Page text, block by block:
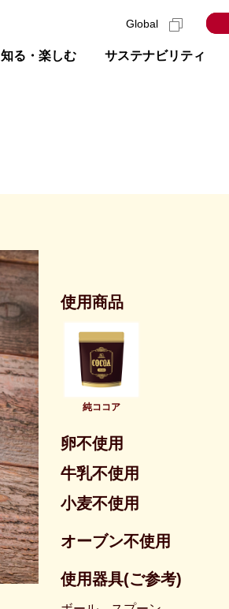
知る・楽しむ サステナビリティ
Global
使用商品
純ココア
卵不使用
牛乳不使用
小麦不使用
オーブン不使用
使用器具(ご参考)